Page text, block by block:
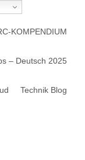
KOMPENDIUM
– Deutsch 2025
Technik Blog